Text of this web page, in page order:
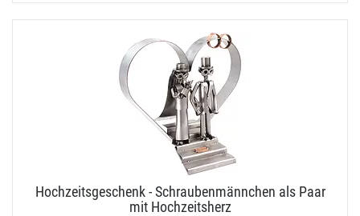
Hochzeitsgeschenk - Schraubenmännchen als Paar
mit Hochzeitsherz